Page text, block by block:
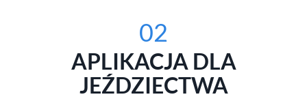
02
APLIKACJA DLA
JEŹDZIECTWA